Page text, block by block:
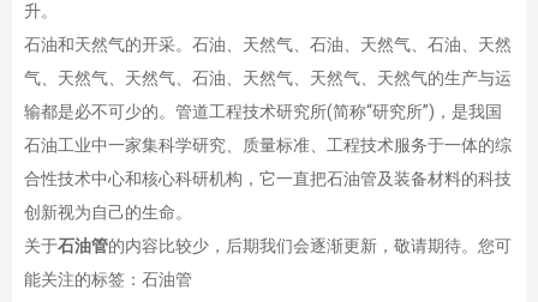
升。
石油和天然气的开采。石油、天然气、石油、天然气、石油、天然
气、天然气、天然气、石油、天然气、天然气、天然气的生产与运
输都是必不可少的。管道工程技术研究所(简称“研究所”)，是我国
石油工业中一家集科学研究、质量标准、工程技术服务于一体的综
合性技术中心和核心科研机构，它一直把石油管及装备材料的科技
创新视为自己的生命。
关于石油管的内容比较少，后期我们会逐渐更新，敬请期待。您可
能关注的标签：石油管